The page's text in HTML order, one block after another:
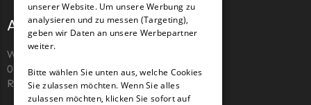
Adresse und Kontakt
Wiesenstraße 110,
07743, Jena, Deutschland (keine
Rücksendeadresse)
unserer Website. Um unsere Werbung zu
analysieren und zu messen (Targeting),
geben wir Daten an unsere Werbepartner
weiter.
Bitte wählen Sie unten aus, welche Cookies
Sie zulassen möchten. Wenn Sie alles
zulassen möchten, klicken Sie sofort auf